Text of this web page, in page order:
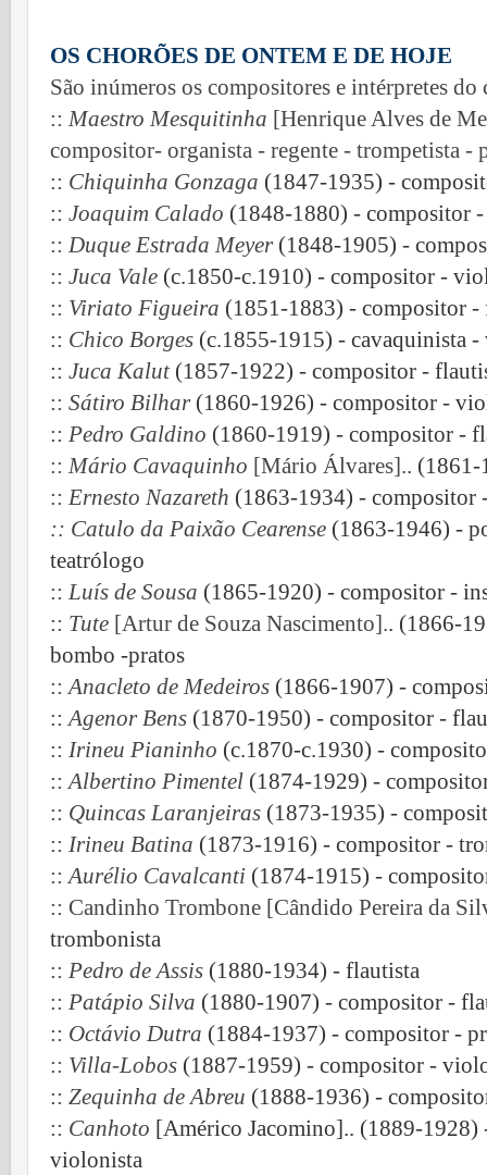
OS CHORÕES DE ONTEM E DE HOJE
São inúmeros os compositores e intérpretes
:: Maestro Mesquitinha [Henrique Alves de
compositor- organista - regente - trompetista -
:: Chiquinha Gonzaga (1847-1935) -
:: Joaquim Calado (1848-1880) - compositor
:: Duque Estrada Meyer(1848-1905) -
:: Juca Vale (c.1850-c.1910) - compositor -
:: Viriato Figueira (1851-1883) - compositor -
:: Chico Borges (c.1855-1915) - cavaquinista
:: Juca Kalut (1857-1922) - compositor -
:: Sátiro Bilhar (1860-1926) - compositor -
:: Pedro Galdino (1860-1919) - compositor -
:: Mário Cavaquinho [Mário Álvares].. (1861-
:: Ernesto Nazareth (1863-1934) - compositor
:: Catulo da Paixão Cearense (1863-1946) -
teatrólogo
:: Luís de Sousa (1865-1920) - compositor -
:: Tute [Artur de Souza Nascimento].. (1866-
bombo -pratos
::Anacleto de Medeiros (1866-1907) -
::Agenor Bens (1870-1950) - compositor -
:: Irineu Pianinho (c.1870-c.1930) -
::Albertino Pimentel (1874-1929) -
:: Quincas Laranjeiras (1873-1935) -
:: Irineu Batina (1873-1916) - compositor -
::Aurélio Cavalcanti (1874-1915) -
:: Candinho Trombone [Cândido Pereira da
trombonista
:: Pedro de Assis (1880-1934) - flautista
:: Patápio Silva (1880-1907) - compositor -
:: Octávio Dutra (1884-1937) - compositor -
:: Villa-Lobos (1887-1959) - compositor -
:: Zequinha de Abreu (1888-1936) -
:: Canhoto [Américo Jacomino].. (1889-
violonista